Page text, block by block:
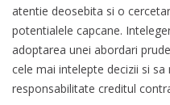
atentie deosebita si o
potentialele capcane.
adoptarea unei abordari
cele mai intelepte decizii si
responsabilitate creditul